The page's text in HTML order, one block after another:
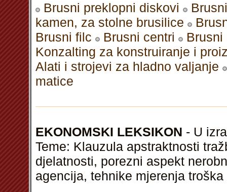
Brusni preklopni diskovi
kamen, za stolne brusilice
Brusni filc
Brusni centri
Brusni
Konzalting za konstruiranje i
Alati i strojevi za hladno valjanje
matice
EKONOMSKI LEKSIKON - U
Teme: Klauzula apstraktnosti
djelatnosti, porezni aspekt
agencija, tehnike mjerenja